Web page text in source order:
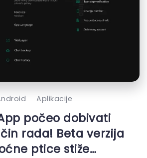
Aplikacije
počeo dobivati
rada! Beta verzija
ptice stiže…